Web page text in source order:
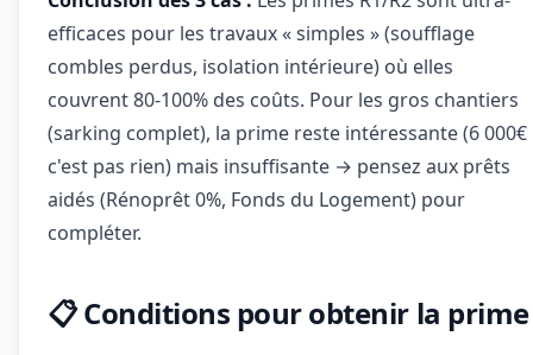
efficaces pour les travaux « simples » (soufflage
combles perdus, isolation intérieure) où elles
couvrent 80-100% des coûts. Pour les gros chantiers
(sarking complet), la prime reste intéressante (6 000€
c'est pas rien) mais insuffisante → pensez aux prêts
aidés (Rénoprêt 0%, Fonds du Logement) pour
compléter.
📋 Conditions pour obtenir la prime